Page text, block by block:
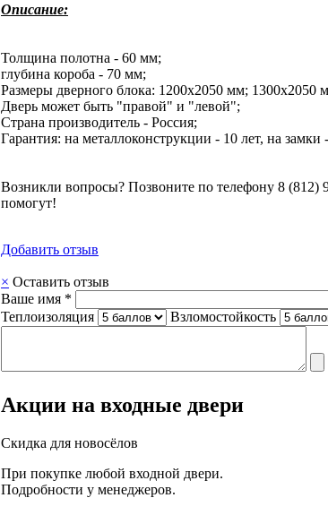
Описание:
Толщина полотна - 60 мм;
глубина короба - 70 мм;
Размеры дверного блока: 1200x2050 мм; 1300x2050
Дверь может быть "правой" и "левой";
Страна производитель - Россия;
Гарантия: на металлоконструкции - 10 лет, на
Возникли вопросы? Позвоните по телефону 8
помогут!
Добавить отзыв
× Оставить отзыв
Ваше имя *
Теплоизоляция
Взломостойкость
Акции на входные двери
Скидка для новосёлов
При покупке любой входной двери.
Подробности у менеджеров.